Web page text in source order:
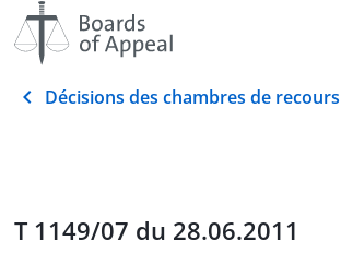
Décisions des chambres de recours
T 1149/07 du 28.06.2011